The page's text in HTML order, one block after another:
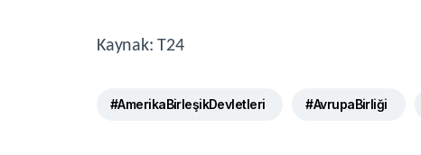
Kaynak: T24
#AmerikaBirleşikDevletleri #AvrupaBirliği